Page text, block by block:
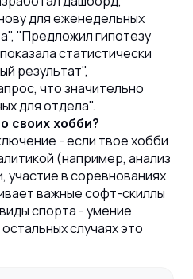
для еженедельных
"Предложил гипотезу
статистически
результат",
что значительно
для отдела".
своих хобби?
- если твое хобби
(например, анализ
участие в соревнованиях
важные софт-скиллы
спорта - умение
случаях это